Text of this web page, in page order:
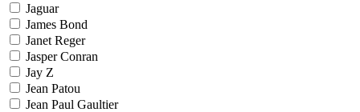
Jaguar
James Bond
Janet Reger
Jasper Conran
Jay Z
Jean Patou
Jean Paul Gaultier